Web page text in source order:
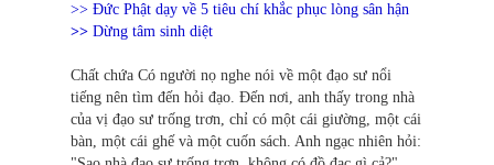
>> Đức Phật dạy về 5 tiêu chí khắc phục lòng sân hận
>> Dừng tâm sinh diệt
Chất chứa Có người nọ nghe nói về một đạo sư nổi
tiếng nên tìm đến hỏi đạo. Đến nơi, anh thấy trong nhà
của vị đạo sư trống trơn, chỉ có một cái giường, một cái
bàn, một cái ghế và một cuốn sách. Anh ngạc nhiên hỏi: